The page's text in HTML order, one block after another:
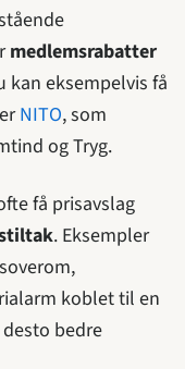
medlemsrabatter
kan eksempelvis få
NITO, som
og Tryg.
få prisavslag
. Eksempler
koblet til en
bedre